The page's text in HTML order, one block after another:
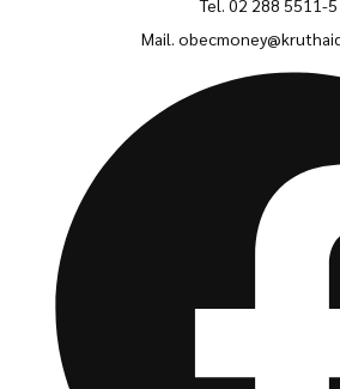
Tel. 02 288 5511-5
Mail.